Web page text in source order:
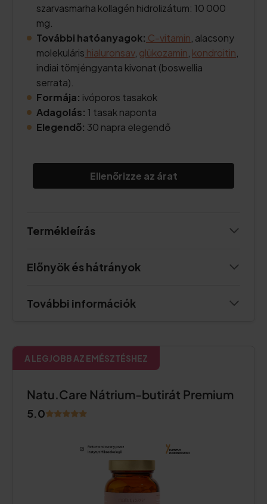
szarvasmarha kollagén hidrolizátum: 10 000
mg.
További hatóanyagok: C-vitamin , alacsony
molekuláris hialuronsav, glükozamin kondroitin
indiai tömjéngyanta kivonat (boswellia
serrata).
Formája: ivóporos tasakok
Adagolás: 1 tasak naponta
Elegendő: 30 napra elegendő
Ellenőrizze az árat
Termékleírás
Előnyök és hátrányok
További információk
A LEGJOBB AZ EMÉSZTÉSHEZ
Natu.Care Nátrium-butirát Premium
5.0